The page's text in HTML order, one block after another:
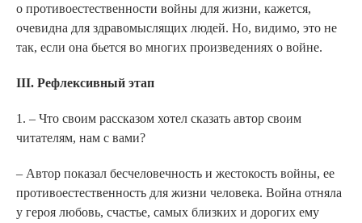
о противоестественности войны для жизни, кажется,
очевидна для здравомыслящих людей. Но, видимо, это не
так, если она бьется во многих произведениях о войне.
III. Рефлексивный этап
1. – Что своим рассказом хотел сказать автор своим
читателям, нам с вами?
– Автор показал бесчеловечность и жестокость войны, ее
противоестественность для жизни человека. Война отняла
у героя любовь, счастье, самых близких и дорогих ему